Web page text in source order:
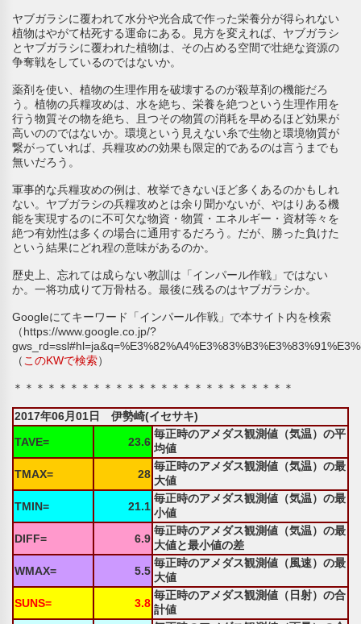
ヤブガラシに覆われて水分や光合成で作った栄養分が得られない
植物はやがて枯死する運命にある。見方を変えれば、ヤブガラシ
とヤブガラシに覆われた植物は、その占める空間で壮絶な資源の
争奪戦をしているのではないか。
薬剤を使い、植物の生理作用を破壊するのが殺草剤の機能だろ
う。植物の兵糧攻めは、水を絶ち、栄養を絶つという生理作用を
行う物質その物を絶ち、且つその物質の消耗を早めるほど効果が
高いののではないか。環境という見えない糸で生物と環境物質が
繋がっていれば、兵糧攻めの効果も限定的であるのは言うまでも
無いだろう。
軍事的な兵糧攻めの例は、枚挙できないほど多くあるのかもしれ
ない。ヤブガラシの兵糧攻めとは余り聞かないが、やはりある機
能を実現するのに不可欠な物資・物質・エネルギー・資材等々を
絶つ有効性は多くの場合に通用するだろう。だが、勝った負けた
という結果にどれ程の意味があるのか。
歴史上、忘れては成らない教訓は「インパール作戦」ではない
か。一将功成りて万骨枯る。最後に残るのはヤブガラシか。
Googleにてキーワード「インパール作戦」で本サイト内を検索
（https://www.google.co.jp/?
（ このKWで検索）
＊＊＊＊＊＊＊＊＊＊＊＊＊＊＊＊＊＊＊＊＊＊＊＊＊
2017年06月01日 伊勢崎(イセサキ)
TAVE=
23.6
毎正時のアメダス観測値（気温）の平
均値
TMAX=
28
毎正時のアメダス観測値（気温）の最
大値
TMIN=
21.1
毎正時のアメダス観測値（気温）の最
小値
DIFF=
6.9
毎正時のアメダス観測値（気温）の最
大値と最小値の差
WMAX=
5.5
毎正時のアメダス観測値（風速）の最
大値
SUNS=
3.8
毎正時のアメダス観測値（日射）の合
計値